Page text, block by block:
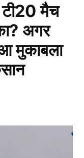
मैच
अगर
मुकाबला